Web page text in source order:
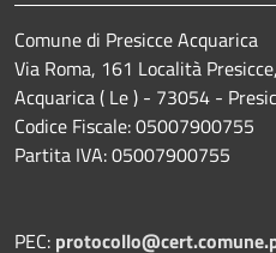
Comune di Presicce Acquarica
Via Roma, 161 Località
Acquarica ( Le ) - 73054 -
Codice Fiscale: 05007900755
Partita IVA: 05007900755
PEC: